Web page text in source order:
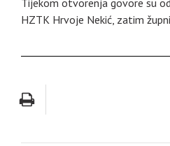
Tijekom otvorenja govore su
HZTK Hrvoje Nekić, zatim